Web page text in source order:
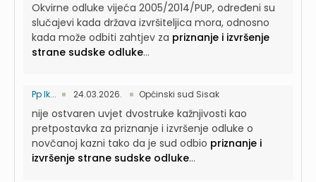
Okvirne odluke vijeća 2005/2014/PUP, određeni su
slučajevi kada država izvršiteljica mora, odnosno
kada može odbiti zahtjev za priznanje i izvršenje
strane sudske odluke...
Pp Ik... 24.03.2026. Općinski sud Sisak
nije ostvaren uvjet dvostruke kažnjivosti kao
pretpostavka za priznanje i izvršenje odluke o
novčanoj kazni tako da je sud odbio priznanje i
izvršenje strane sudske odluke...